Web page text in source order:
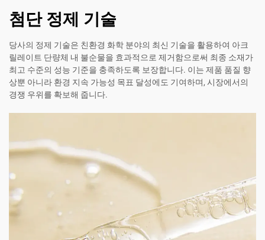
첨단 정제 기술
당사의 정제 기술은 친환경 화학 분야의 최신 기술을 활용하여 아크
릴레이트 단량체 내 불순물을 효과적으로 제거함으로써 최종 소재가
최고 수준의 성능 기준을 충족하도록 보장합니다. 이는 제품 품질 향
상뿐 아니라 환경 지속 가능성 목표 달성에도 기여하며, 시장에서의
경쟁 우위를 확보해 줍니다.